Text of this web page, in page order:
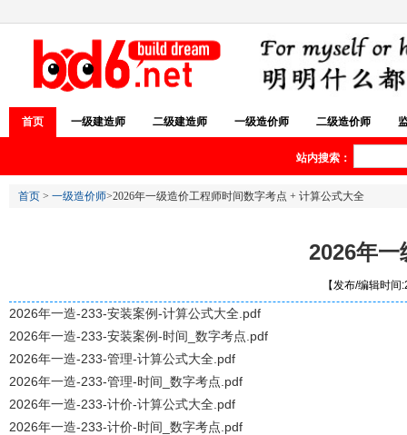
首页 一级建造师 二级建造师 一级造价师 二级造价师
站内搜索：
首页 > 一级造价师>2026年一级造价工程师时间数字考点 + 计算公式大全
2026年
【发布/编辑时
2026年一造-233-安装案例-计算公式大全.pdf
2026年一造-233-安装案例-时间_数字考点.pdf
2026年一造-233-管理-计算公式大全.pdf
2026年一造-233-管理-时间_数字考点.pdf
2026年一造-233-计价-计算公式大全.pdf
2026年一造-233-计价-时间_数字考点.pdf